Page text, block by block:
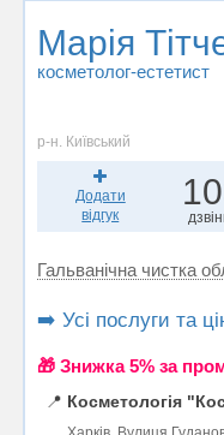
Марія
косметолог-естетист
р-н. Київський
Додати
відгук
Гальванічна чистка
➡️ Усі послуги та
🎁 Знижка 5% за
📍 Косметологія